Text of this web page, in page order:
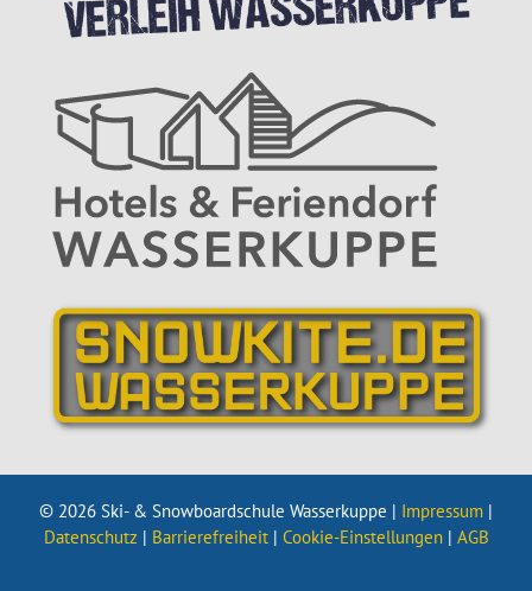
© 2026 Ski- & Snowboardschule Wasserkuppe | Impressum |
Datenschutz | Barrierefreiheit| Cookie-Einstellungen| AGB